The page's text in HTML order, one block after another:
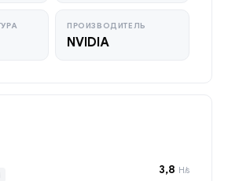
ПРОИЗВОДИТЕЛЬ
NVIDIA
3,8 H/s